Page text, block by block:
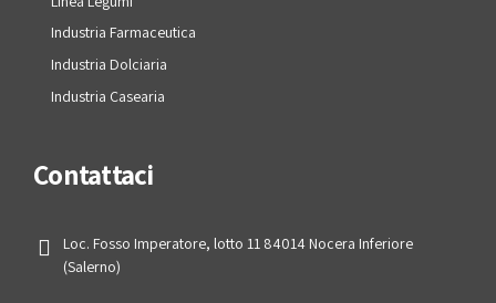
Industria Farmaceutica
Industria Dolciaria
Industria Casearia
Contattaci
Loc. Fosso Imperatore, lotto 11 84014 Nocera Inferiore
(Salerno)